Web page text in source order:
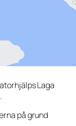
Laga
på grund